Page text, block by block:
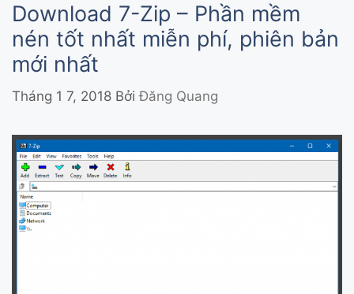
Download 7-Zip – Phần mềm
nén tốt nhất miễn phí, phiên bản
mới nhất
Tháng 1 7, 2018 BởiĐăng Quang